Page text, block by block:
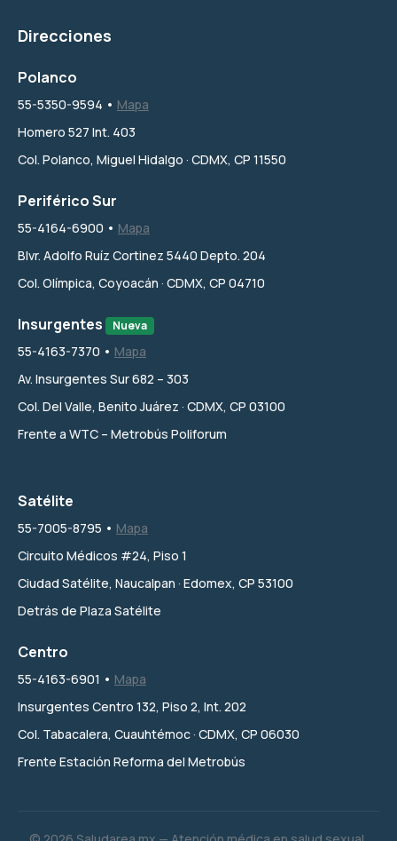
Direcciones
Polanco
55-5350-9594 • Mapa
Homero 527 Int. 403
Col. Polanco, Miguel Hidalgo · CDMX, CP 11550
Periférico Sur
55-4164-6900 • Mapa
Blvr. Adolfo Ruíz Cortinez 5440 Depto. 204
Col. Olímpica, Coyoacán · CDMX, CP 04710
Insurgentes Nueva
55-4163-7370 • Mapa
Av. Insurgentes Sur 682 – 303
Col. Del Valle, Benito Juárez · CDMX, CP 03100
Frente a WTC – Metrobús Poliforum
Satélite
55-7005-8795 • Mapa
Circuito Médicos #24, Piso 1
Ciudad Satélite, Naucalpan · Edomex, CP 53100
Detrás de Plaza Satélite
Centro
55-4163-6901 • Mapa
Insurgentes Centro 132, Piso 2, Int. 202
Col. Tabacalera, Cuauhtémoc · CDMX, CP 06030
Frente Estación Reforma del Metrobús